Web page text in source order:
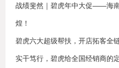
战绩斐然｜碧虎年中大促——海
煌！
碧虎六大超级帮扶，开店拓客全
实干笃行，碧虎给全国经销商的